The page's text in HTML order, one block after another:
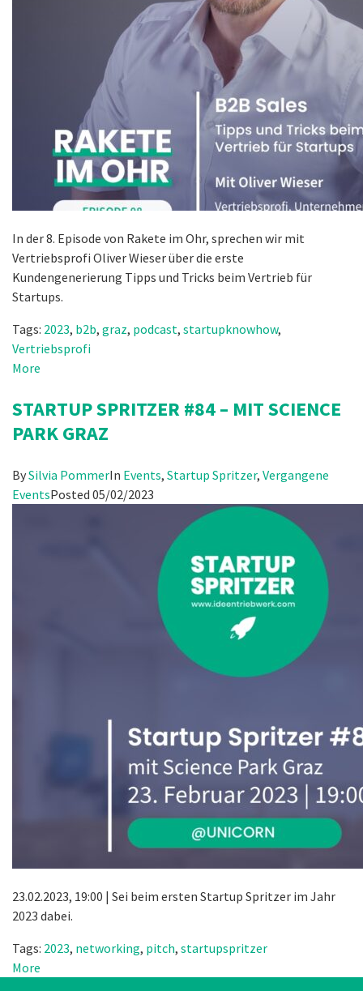
In der 8. Episode von Rakete im Ohr, sprechen wir mit
Vertriebsprofi Oliver Wieser über die erste
Kundengenerierung Tipps und Tricks beim Vertrieb für
Startups.
Tags: 2023, b2b, graz, podcast, startupknowhow,
Vertriebsprofi
More
STARTUP SPRITZER #84 – MIT SCIENCE
PARK GRAZ
BySilvia PommerIn Events, Startup Spritzer, Vergangene
EventsPosted 05/02/2023
23.02.2023, 19:00 | Sei beim ersten Startup Spritzer im Jahr
2023 dabei.
Tags: 2023, networking, pitch, startupspritzer
More